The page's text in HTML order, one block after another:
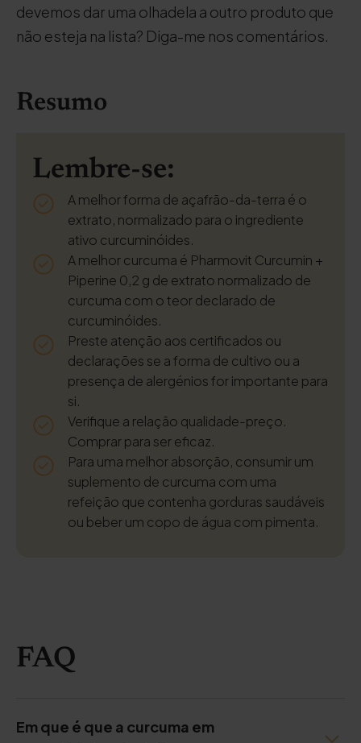
devemos dar uma olhadela a outro produto que
não esteja na lista? Diga-me nos comentários.
Resumo
Lembre-se:
A melhor forma de açafrão-da-terra é o
extrato, normalizado para o ingrediente
ativo curcuminóides.
A melhor curcuma é Pharmovit Curcumin +
Piperine 0,2 g de extrato normalizado de
curcuma com o teor declarado de
curcuminóides.
Preste atenção aos certificados ou
declarações se a forma de cultivo ou a
presença de alergénios for importante para
si.
Verifique a relação qualidade-preço.
Comprar para ser eficaz.
Para uma melhor absorção, consumir um
suplemento de curcuma com uma
refeição que contenha gorduras saudáveis
ou beber um copo de água com pimenta.
FAQ
Em que é que a curcuma em